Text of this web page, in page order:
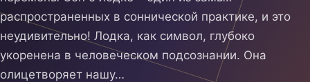
распространенных в соннической практике, и это
неудивительно! Лодка, как символ, глубоко
укоренена в человеческом подсознании. Она
олицетворяет нашу…